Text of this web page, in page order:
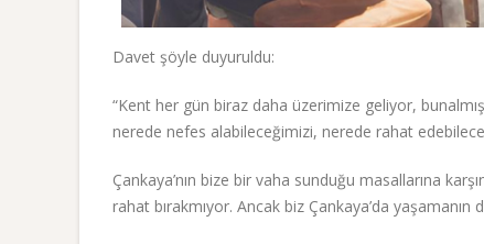
Davet şöyle duyuruldu:
“Kent her gün biraz daha üzerimize geliyor,
nerede nefes alabileceğimizi, nerede rahat
Çankaya’nın bize bir vaha sunduğu masallarına
rahat bırakmıyor. Ancak biz Çankaya’da